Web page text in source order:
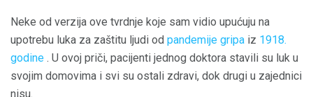
Neke od verzija ove tvrdnje koje sam vidio upućuju na
upotrebu luka za zaštitu ljudi od pandemije gripa iz 1918.
godine . U ovoj priči, pacijenti jednog doktora stavili su luk u
svojim domovima i svi su ostali zdravi, dok drugi u zajednici
nisu.